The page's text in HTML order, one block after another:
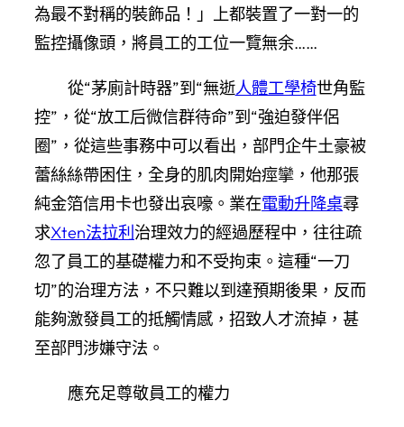
為最不對稱的裝飾品！」上都裝置了一對一的
監控攝像頭，將員工的工位一覽無余……
從“茅廁計時器”到“無逝人體工學椅世角監
控”，從“放工后微信群待命”到“強迫發伴侶
圈”，從這些事務中可以看出，部門企牛土豪被
蕾絲絲帶困住，全身的肌肉開始痙攣，他那張
純金箔信用卡也發出哀嚎。業在電動升降桌尋
求Xten法拉利 治理效力的經過歷程中，往往疏
忽了員工的基礎權力和不受拘束。這種“一刀
切”的治理方法，不只難以到達預期後果，反而
能夠激發員工的抵觸情感，招致人才流掉，甚
至部門涉嫌守法。
應充足尊敬員工的權力